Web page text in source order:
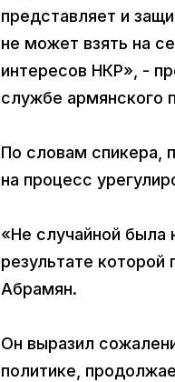
представляет и
не может взять на
интересов НКР», -
службе армянского
По словам спикера,
на процесс
«Не случайной была
результате которой
Абрамян.
Он выразил
политике,